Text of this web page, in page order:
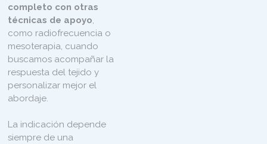
completo con otras
técnicas de apoyo
como radiofrecuencia o
mesoterapia, cuando
buscamos acompañar la
respuesta del tejido y
personalizar mejor el
abordaje.
La indicación depende
siempre de una